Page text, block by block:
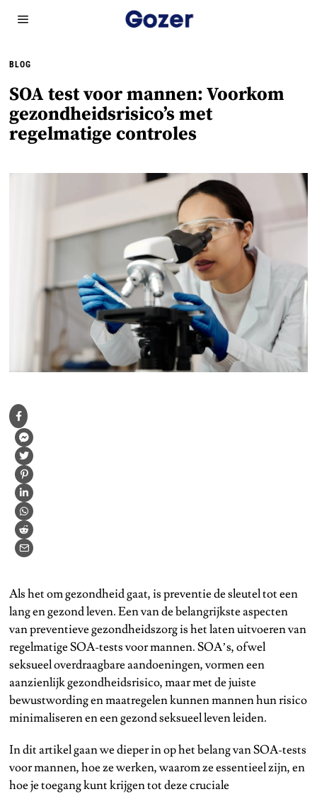
BLOG
SOA test voor mannen: Voorkom
gezondheidsrisico’s met
regelmatige controles
Als het om gezondheid gaat, is preventie de sleutel tot een
lang en gezond leven. Een van de belangrijkste aspecten
van preventieve gezondheidszorg is het laten uitvoeren van
regelmatige SOA-tests voor mannen. SOA’s, ofwel
seksueel overdraagbare aandoeningen, vormen een
aanzienlijk gezondheidsrisico, maar met de juiste
bewustwording en maatregelen kunnen mannen hun risico
minimaliseren en een gezond seksueel leven leiden.
In dit artikel gaan we dieper in op het belang van SOA-tests
voor mannen, hoe ze werken, waarom ze essentieel zijn, en
hoe je toegang kunt krijgen tot deze cruciale